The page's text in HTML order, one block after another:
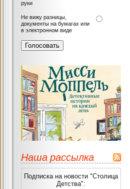
руки
Не вижу разницы,
документы на бумагах или
в электронном виде
Наша рассылка
Подписка на новости "Столица
Детства":